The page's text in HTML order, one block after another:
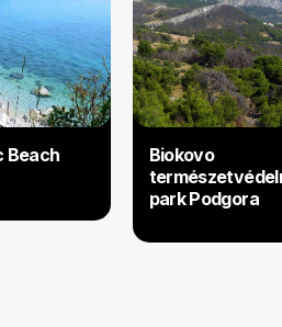
Beach
Biokovo
park Podgora